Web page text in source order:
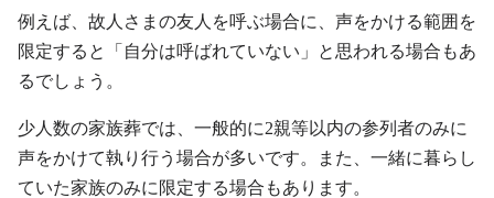
例えば、故人さまの友人を呼ぶ場合に、声をかける範囲を
限定すると「自分は呼ばれていない」と思われる場合もあ
るでしょう。
少人数の家族葬では、一般的に2親等以内の参列者のみに
声をかけて執り行う場合が多いです。また、一緒に暮らし
ていた家族のみに限定する場合もあります。